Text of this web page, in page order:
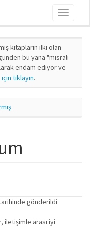
Toggle
kitapların ilki olan
bu yana "mısralı
endam ediyor ve
tıklayın.
gönderildi
iletişimle arası iyi